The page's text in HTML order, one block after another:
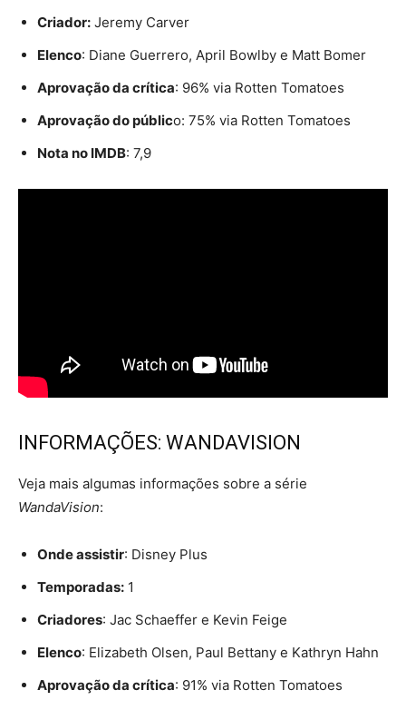
Criador: Jeremy Carver
Elenco: Diane Guerrero, April Bowlby e Matt Bomer
Aprovação da crítica: 96% via Rotten Tomatoes
Aprovação do público: 75% via Rotten Tomatoes
Nota no IMDB: 7,9
INFORMAÇÕES: WANDAVISION
Veja mais algumas informações sobre a série
WandaVision:
Onde assistir: Disney Plus
Temporadas: 1
Criadores: Jac Schaeffer e Kevin Feige
Elenco: Elizabeth Olsen, Paul Bettany e Kathryn Hahn
Aprovação da crítica: 91% via Rotten Tomatoes